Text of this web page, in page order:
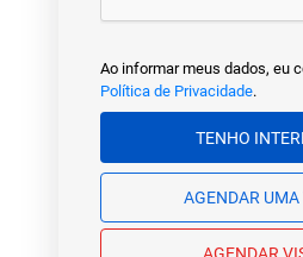
Ao informar meus dados, eu
Política de Privacidade.
TENHO
AGENDAR